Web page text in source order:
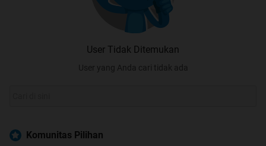
User Tidak Ditemukan
User yang Anda cari tidak ada
Komunitas Pilihan